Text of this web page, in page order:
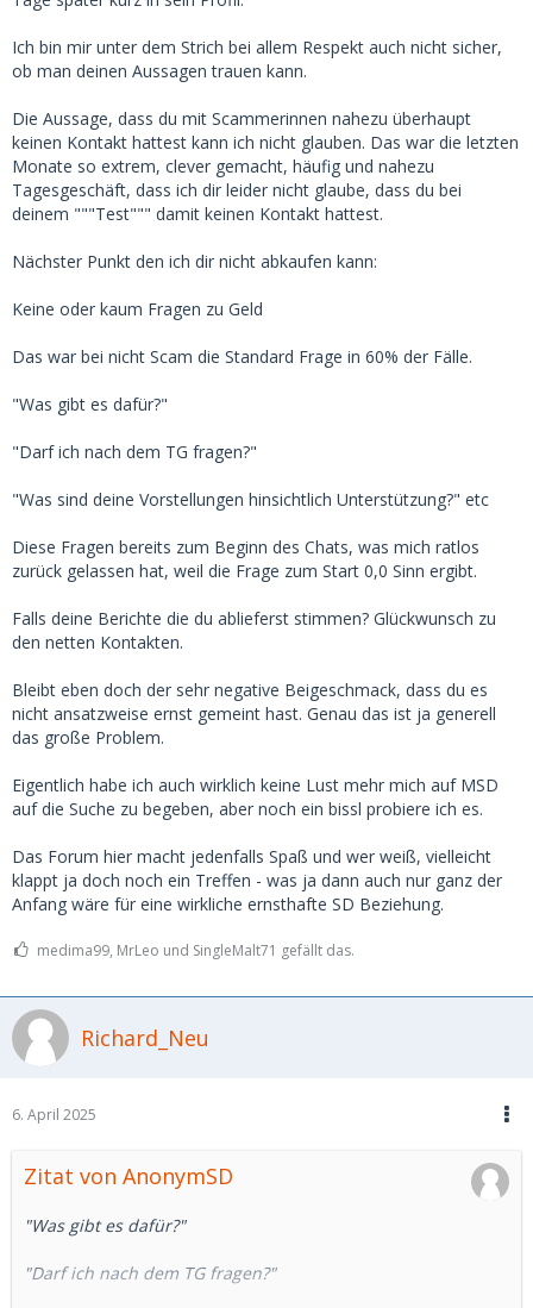
Ich bin mir unter dem Strich bei allem Respekt auch nicht sicher,
ob man deinen Aussagen trauen kann.
Die Aussage, dass du mit Scammerinnen nahezu überhaupt
keinen Kontakt hattest kann ich nicht glauben. Das war die letzten
Monate so extrem, clever gemacht, häufig und nahezu
Tagesgeschäft, dass ich dir leider nicht glaube, dass du bei
deinem """Test""" damit keinen Kontakt hattest.
Nächster Punkt den ich dir nicht abkaufen kann:
Keine oder kaum Fragen zu Geld
Das war bei nicht Scam die Standard Frage in 60% der Fälle.
"Was gibt es dafür?"
"Darf ich nach dem TG fragen?"
"Was sind deine Vorstellungen hinsichtlich Unterstützung?" etc
Diese Fragen bereits zum Beginn des Chats, was mich ratlos
zurück gelassen hat, weil die Frage zum Start 0,0 Sinn ergibt.
Falls deine Berichte die du ablieferst stimmen? Glückwunsch zu
den netten Kontakten.
Bleibt eben doch der sehr negative Beigeschmack, dass du es
nicht ansatzweise ernst gemeint hast. Genau das ist ja generell
das große Problem.
Eigentlich habe ich auch wirklich keine Lust mehr mich auf MSD
auf die Suche zu begeben, aber noch ein bissl probiere ich es.
Das Forum hier macht jedenfalls Spaß und wer weiß, vielleicht
klappt ja doch noch ein Treffen - was ja dann auch nur ganz der
Anfang wäre für eine wirkliche ernsthafte SD Beziehung.
medima99, MrLeo und SingleMalt71 gefällt das.
Richard_Neu
6. April 2025
Zitat von AnonymSD
"Was gibt es dafür?"
"Darf ich nach dem TG fragen?"